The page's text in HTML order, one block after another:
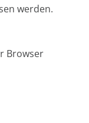
werden.
Browser